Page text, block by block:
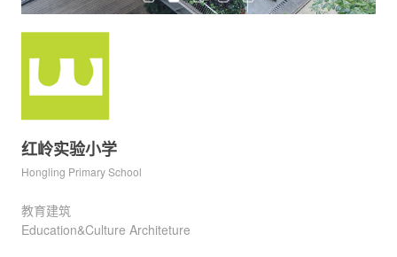
红岭实验小学
Hongling Primary School
教育建筑
Education&Culture Architeture